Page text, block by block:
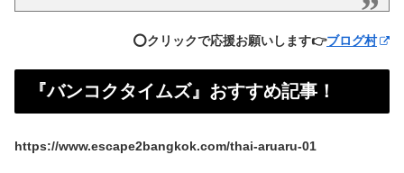
⭕️クリックで応援お願いします👉ブログ村
『バンコクタイムズ』おすすめ記事！
https://www.escape2bangkok.com/thai-aruaru-01